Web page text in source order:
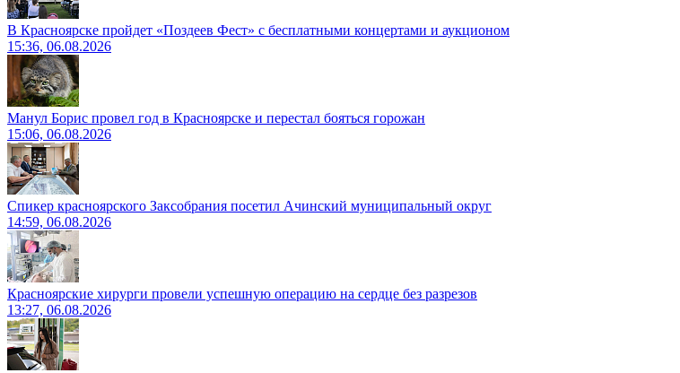
В Красноярске пройдет «Поздеев Фест» с бесплатными концертами и аукционом
15:36, 06.08.2026
Манул Борис провел год в Красноярске и перестал бояться горожан
15:06, 06.08.2026
Спикер красноярского Заксобрания посетил Ачинский муниципальный округ
14:59, 06.08.2026
Красноярские хирурги провели успешную операцию на сердце без разрезов
13:27, 06.08.2026